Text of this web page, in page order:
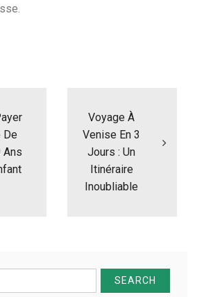
De
Ans
Voyage À
Venise En 3
Jours : Un
Itinéraire
Inoubliable